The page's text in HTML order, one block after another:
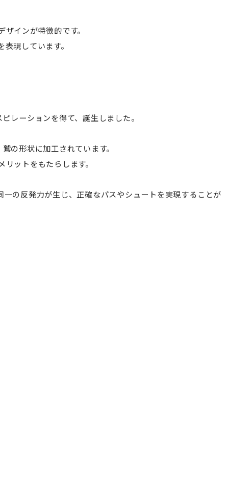
インが特徴的です。
現しています。
レーションを得て、誕生しました。
の形状に加工されています。
ットをもたらします。
の反発力が生じ、正確なパスやシュートを実現することが